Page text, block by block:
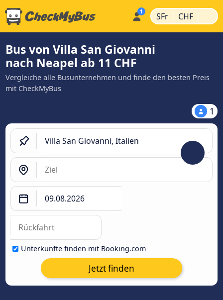
SFr | CHF |
Bus von Villa San Giovanni
nach Neapel ab 11 CHF
Vergleiche alle Busunternehmen und finde den besten Preis
mit CheckMyBus
1
Unterkünfte finden mit Booking.com
Jetzt finden